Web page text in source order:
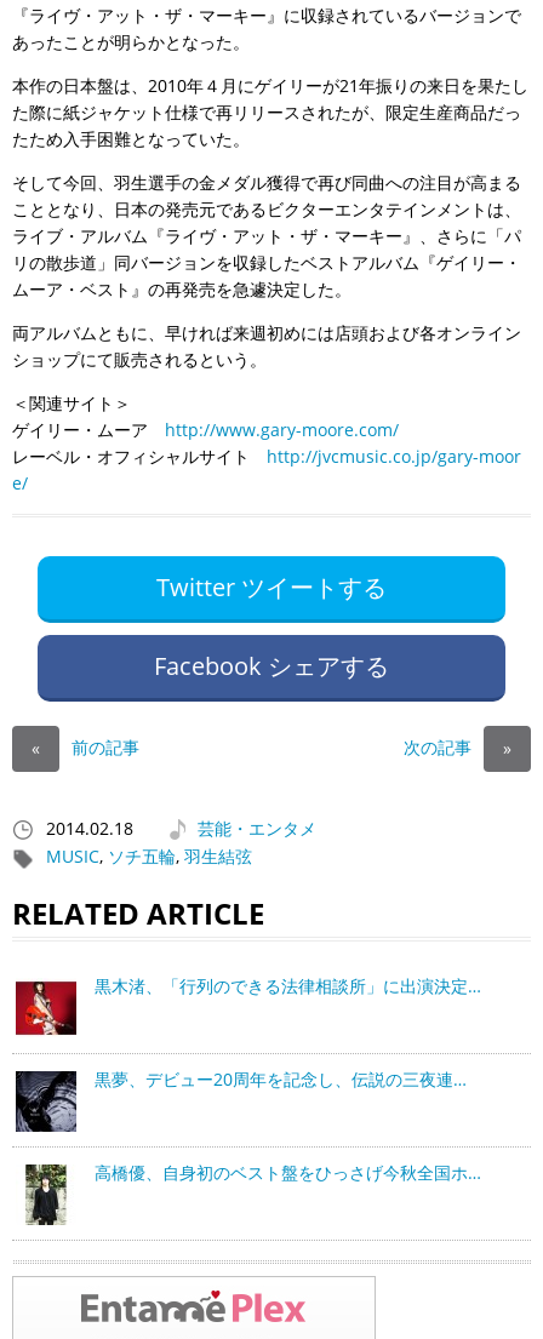
『ライヴ・アット・ザ・マーキー』に収録されているバージョンで
あったことが明らかとなった。
本作の日本盤は、2010年４月にゲイリーが21年振りの来日を果たし
た際に紙ジャケット仕様で再リリースされたが、限定生産商品だっ
たため入手困難となっていた。
そして今回、羽生選手の金メダル獲得で再び同曲への注目が高まる
こととなり、日本の発売元であるビクターエンタテインメントは、
ライブ・アルバム『ライヴ・アット・ザ・マーキー』、さらに「パ
リの散歩道」同バージョンを収録したベストアルバム『ゲイリー・
ムーア・ベスト』の再発売を急遽決定した。
両アルバムともに、早ければ来週初めには店頭および各オンライン
ショップにて販売されるという。
＜関連サイト＞
ゲイリー・ムーア http://www.gary-moore.com/
レーベル・オフィシャルサイト http://jvcmusic.co.jp/gary-moor
e/
Twitter ツイートする
Facebook シェアする
« 前の記事 次の記事 »
2014.02.18
芸能・エンタメ
MUSIC, ソチ五輪, 羽生結弦
RELATED ARTICLE
黒木渚、「行列のできる法律相談所」に出演決定…
黒夢、デビュー20周年を記念し、伝説の三夜連…
高橋優、自身初のベスト盤をひっさげ今秋全国ホ…